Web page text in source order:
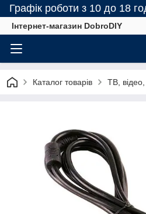
Графік роботи з 10 до 18
Інтернет-магазин DobroDIY
Каталог товарів ТВ, відео,